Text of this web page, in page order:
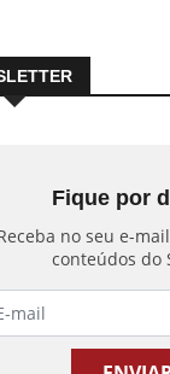
Fique por
no seu e-
conteúdos do